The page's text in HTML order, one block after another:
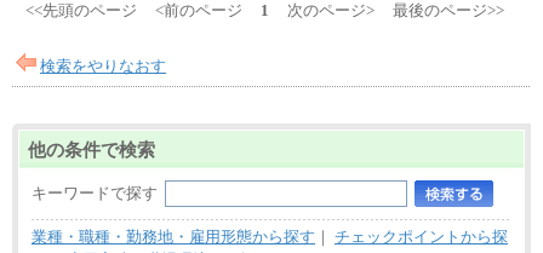
<<先頭のページ <前のページ 1 次のページ> 最後のページ>>
検索をやりなおす
他の条件で検索
キーワードで探す
業種・職種・勤務地・雇用形態から探す ｜ チェックポイントから探